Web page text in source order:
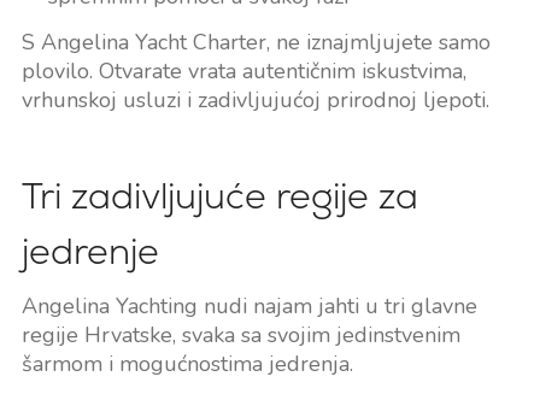
S Angelina Yacht Charter, ne iznajmljujete samo
plovilo. Otvarate vrata autentičnim iskustvima,
vrhunskoj usluzi i zadivljujućoj prirodnoj ljepoti.
Tri zadivljujuće regije za
jedrenje
Angelina Yachting nudi najam jahti u tri glavne
regije Hrvatske, svaka sa svojim jedinstvenim
šarmom i mogućnostima jedrenja.